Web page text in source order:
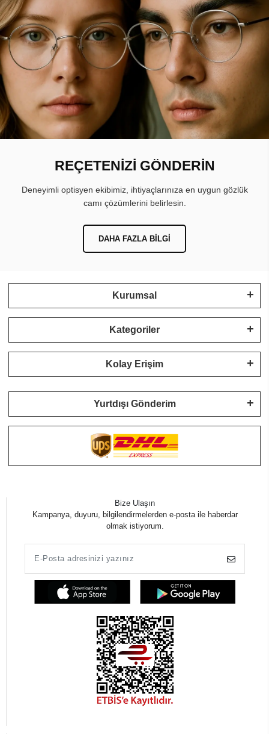
REÇETENİZİ GÖNDERİN
Deneyimli optisyen ekibimiz, ihtiyaçlarınıza en uygun gözlük
camı çözümlerini belirlesin.
DAHA FAZLA BILGI
Kurumsal
Kategoriler
Kolay Erişim
Yurtdışı Gönderim
Bize Ulaşın
Kampanya, duyuru, bilgilendirmelerden e-posta ile haberdar
olmak istiyorum.